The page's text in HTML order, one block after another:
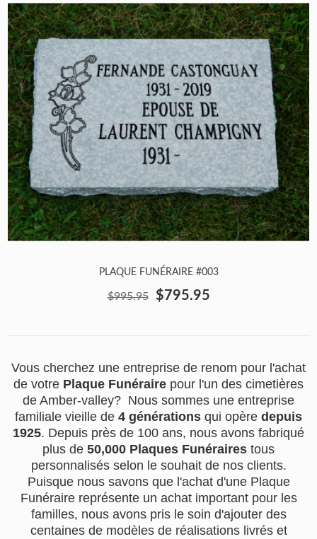
PLAQUE FUNÉRAIRE #003
$995.95 $795.95
Vous cherchez une entreprise de renom pour l'achat
de votre Plaque Funéraire pour l'un des cimetières
de Amber-valley? Nous sommes une entreprise
familiale vieille de 4 générations qui opère depuis
1925. Depuis près de 100 ans, nous avons fabriqué
plus de 50,000 Plaques Funéraires tous
personnalisés selon le souhait de nos clients.
Puisque nous savons que l'achat d'une Plaque
Funéraire représente un achat important pour les
familles, nous avons pris le soin d'ajouter des
centaines de modèles de réalisations livrés et